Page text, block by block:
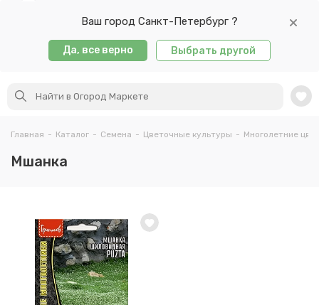
Ваш город Санкт-Петербург ?
Да, все верно Выбрать другой
Главная - Каталог - Семена - Цветочные культуры - Многолетние
Мшанка